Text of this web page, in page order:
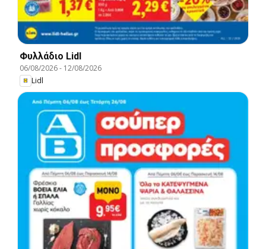
Φυλλάδιο Lidl
06/08/2026- 12/08/2026
Lidl